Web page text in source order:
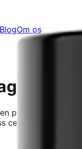
BlogOm os
&
produkt, som
En